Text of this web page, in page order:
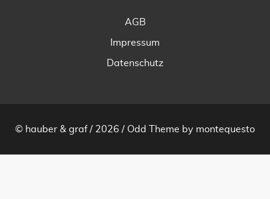
AGB
Impressum
Datenschutz
© hauber & graf / 2026 / Odd Theme by montequesto